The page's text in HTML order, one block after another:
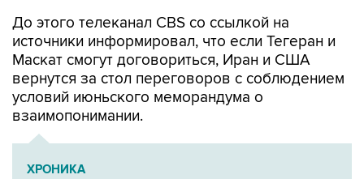
До этого телеканал CBS со ссылкой на
источники информировал, что если Тегеран и
Маскат смогут договориться, Иран и США
вернутся за стол переговоров с соблюдением
условий июньского меморандума о
взаимопонимании.
ХРОНИКА